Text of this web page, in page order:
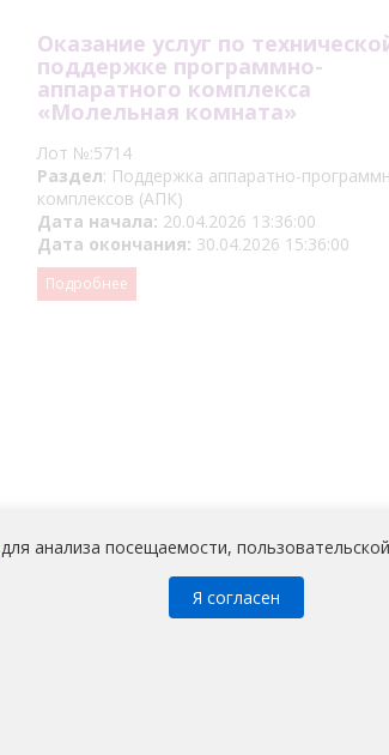
Оказание услуг по
поддержке программно-
аппаратного комплекса
«Молельная комната»
Лот №:5714
Раздел: Поддержка аппаратно-
комплексов (АПК)
Дата начала: 20.04.2026 13:36:00
Дата окончания: 30.04.2026 15:36:00
Подробнее
для анализа посещаемости,
Я согласен